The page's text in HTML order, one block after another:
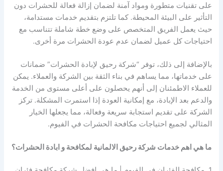
على تقنيات متطورة ومواد آمنة لضمان إزالة فعالة للحشرات دون
التأثير على البيئة المحيطة. كما تلتزم بتقديم خدمات مستدامة،
حيث يعمل الفريق المتخصص على وضع خطة شاملة تتناسب مع
احتياجات كل عميل لضمان عدم عودة الحشرات مرة أخرى.
بالإضافة إلى ذلك، توفر “شركة رحيق لإبادة الحشرات” ضمانات
على خدماتها، مما يساهم في بناء الثقة بين الشركة والعملاء. يمكن
للعملاء الاطمئنان إلى أنهم يحصلون على أعلى مستوى من الخدمة
والدعم بعد الإبادة، مع إمكانية العودة إذا استمرت المشكلة. تركز
الشركة على تقديم استجابة سريعة وفعالة، مما يجعلها الخيار
المثالي لجميع احتياجات مكافحة الحشرات في الفيوم.
ما هي اهم خدمات شركة رحيق الالمانية لمكافحة و ابادة الحشرات؟